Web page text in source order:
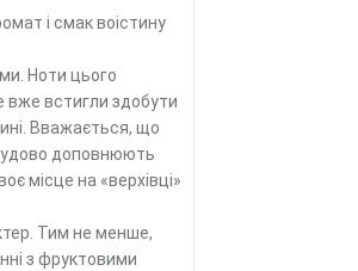
і смак воістину
Ноти цього
вже встигли здобути
Вважається, що
доповнюють
місце на «верхівці»
Тим не менше,
з фруктовими